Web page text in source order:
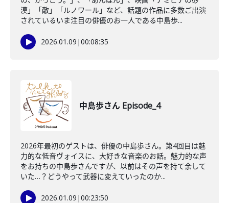
漠」「敵」「ルノワール」など、話題の作品に多数ご出演
されているいま注目の俳優のお一人である中島歩...
2026.01.09 |00:08:35
中島歩さん Episode_4
2026年最初のゲストは、俳優の中島歩さん。第4回目は魅
力的な低音ヴォイスに、大好きな音楽のお話。魅力的な声
をお持ちの中島歩さんですが、以前はその声を持て余して
いた…？どうやって武器に変えていったのか...
2026.01.09 |00:23:50